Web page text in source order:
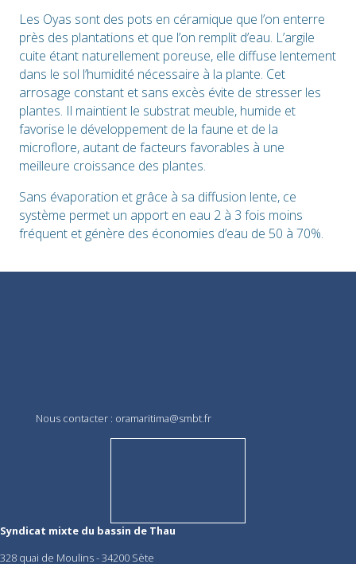
Les Oyas sont des pots en céramique que l’on enterre
près des plantations et que l’on remplit d’eau. L’argile
cuite étant naturellement poreuse, elle diffuse lentement
dans le sol l’humidité nécessaire à la plante. Cet
arrosage constant et sans excès évite de stresser les
plantes. Il maintient le substrat meuble, humide et
favorise le développement de la faune et de la
microflore, autant de facteurs favorables à une
meilleure croissance des plantes.
Sans évaporation et grâce à sa diffusion lente, ce
système permet un apport en eau 2 à 3 fois moins
fréquent et génère des économies d’eau de 50 à 70%.
Nous contacter : oramaritima@smbt.fr
Syndicat mixte du bassin de Thau
328 quai de Moulins - 34200 Sète